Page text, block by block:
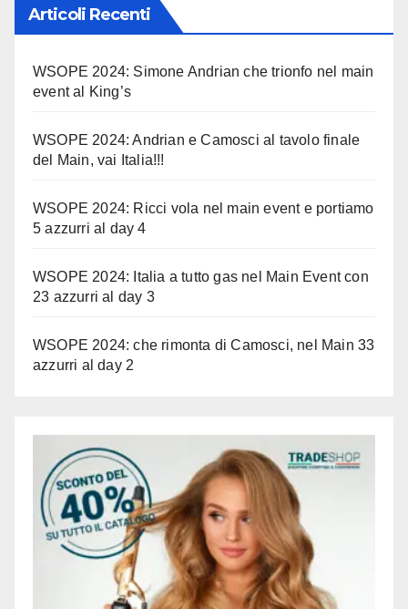
Articoli Recenti
WSOPE 2024: Simone Andrian che trionfo nel main
event al King’s
WSOPE 2024: Andrian e Camosci al tavolo finale
del Main, vai Italia!!!
WSOPE 2024: Ricci vola nel main event e portiamo
5 azzurri al day 4
WSOPE 2024: Italia a tutto gas nel Main Event con
23 azzurri al day 3
WSOPE 2024: che rimonta di Camosci, nel Main 33
azzurri al day 2